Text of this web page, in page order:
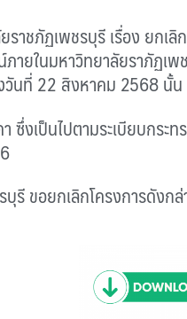
ภัฏเพชรบุรี เรื่อง ยกเลิก
ายในมหาวิทยาลัยราภัฏเ
นที่ 22 สิงหาคม 2568 นั้น
เป็นไปตามระเบียบกระท
ขอยกเลิกโครงการดังกล่